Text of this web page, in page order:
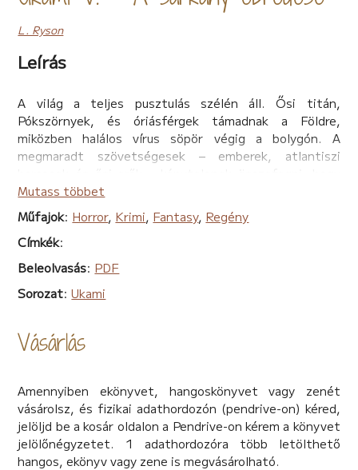
L. Ryson
Leírás
A világ a teljes pusztulás szélén áll. Ősi titán,
Pókszörnyek, és óriásférgek támadnak a Földre,
miközben halálos vírus söpör végig a bolygón. A
megmaradt szövetségesek – emberek, atlantiszi
szembeszálljanak a közelgő apokalipszissel. Shanon, a
Farkas lánya, mindent kockára tesz, amikor felbukkan
egy reménysugár: talán még van esély megmenteni
valakit, akit rég halottnak hittek… és közben felébred a
legendás sárkány, Rishi.
Az UKAMI-sorozat ötödik kötete sodró lendülettel visz
a csaták, árulások és ősi titkok közé, ahol minden
Mutass többet
Műfajok: Horror, Krimi, Fantasy, Regény
Címkék:
Beleolvasás: PDF
Sorozat:Ukami
Vásárlás
Amennyiben ekönyvet, hangoskönyvet vagy zenét
vásárolsz, és fizikai adathordozón (pendrive-on) kéred,
jelöljd be a kosár oldalon a Pendrive-on kérem a könyvet
jelölőnégyzetet. 1 adathordozóra több letölthető
hangos, ekönyv vagy zene is megvásárolható.